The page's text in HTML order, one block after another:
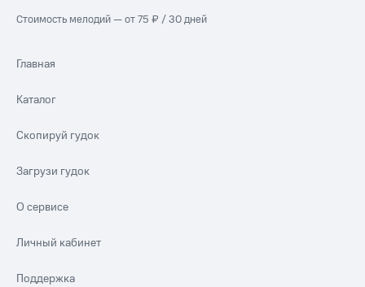
Стоимость мелодий — от 75 ₽ / 30 дней
Главная
Каталог
Скопируй гудок
Загрузи гудок
О сервисе
Личный кабинет
Поддержка